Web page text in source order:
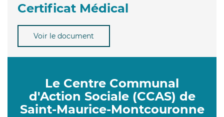
Certificat Médical
Voir le document
Le Centre Communal
d'Action Sociale (CCAS) de
Saint-Maurice-Montcouronne